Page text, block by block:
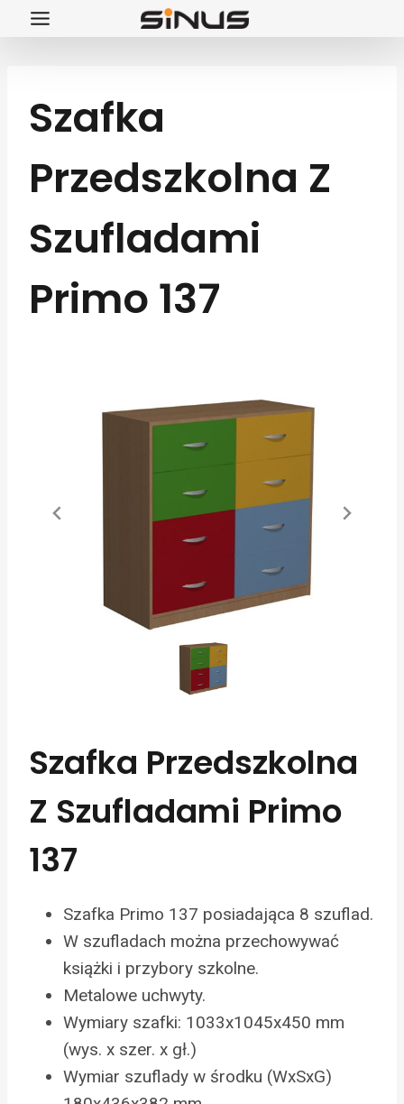
Przejdź
Szafka
Przedszkolna Z
Szufladami
Primo 137
Szafka Przedszkolna
Z Szufladami Primo
137
Szafka Primo 137 posiadająca 8 szuflad.
W szufladach można przechowywać
książki i przybory szkolne.
Metalowe uchwyty.
Wymiary szafki: 1033x1045x450 mm
(wys. x szer. x gł.)
Wymiar szuflady w środku (WxSxG)